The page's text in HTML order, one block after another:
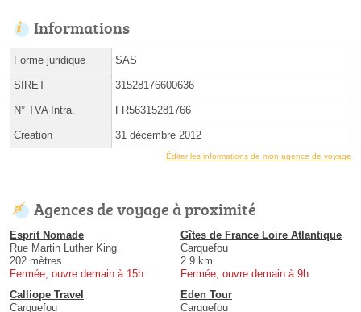
Informations
Forme juridique SAS
SIRET 31528176600636
N° TVA Intra. FR56315281766
Création 31 décembre 2012
Éditer les informations de mon agence de voyage
Agences de voyage à proximité
Esprit Nomade
Rue Martin Luther King
202 mètres
Fermée, ouvre demain à 15h
Gîtes de France Loire Atlantique
Carquefou
2.9 km
Fermée, ouvre demain à 9h
Calliope Travel
Carquefou
Eden Tour
Carquefou